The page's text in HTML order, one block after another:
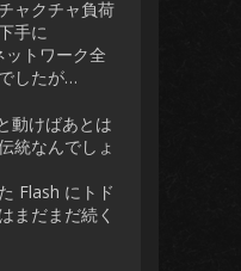
ャクチャ負荷
手に
トワーク全
したが…
動けばあとは
統なんでしょ
Flash にトド
まだまだ続く